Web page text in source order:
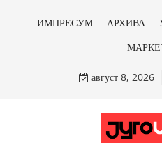
ИМПРЕСУМ АРХИВА
август 8, 2026